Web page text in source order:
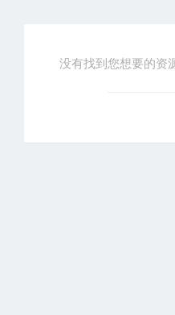
没有找到您想要的资